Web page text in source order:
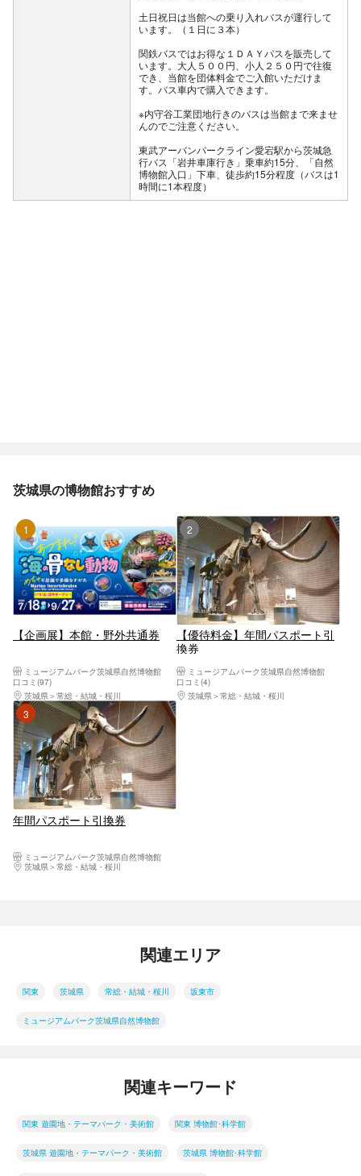
土日祝日は当館への乗り入れバスが運行して
います。（１日に３本）
関鉄バスではお得な１ＤＡＹパスを販売して
います。大人５００円、小人２５０円で往復
でき、当館を団体料金でご入館いただけま
す。バス車内で購入できます。
※内守谷工業団地行きのバスは当館まで来ませ
んのでご注意ください。
東武アーバンパークライン愛宕駅から茨城急
行バス「岩井車庫行き」乗車約15分、「自然
博物館入口」下車、徒歩約15分程度（バスは1
時間に1本程度）
茨城県の博物館おすすめ
1位
【企画展】本館・野外共通券
ミュージアムパーク茨城県自然博物館
口コミ(97)
茨城県
常総・結城・桜川
2位
【優待料金】年間パスポート引
換券
ミュージアムパーク茨城県自然博物館
口コミ(4)
茨城県
常総・結城・桜川
3位
年間パスポート引換券
ミュージアムパーク茨城県自然博物館
茨城県
常総・結城・桜川
関連エリア
関東 茨城県 常総・結城・桜川 坂東市
ミュージアムパーク茨城県自然博物館
関連キーワード
関東 遊園地・テーマパーク・美術館 関東 博物館･科学館
茨城県 遊園地・テーマパーク・美術館 茨城県 博物館･科学館